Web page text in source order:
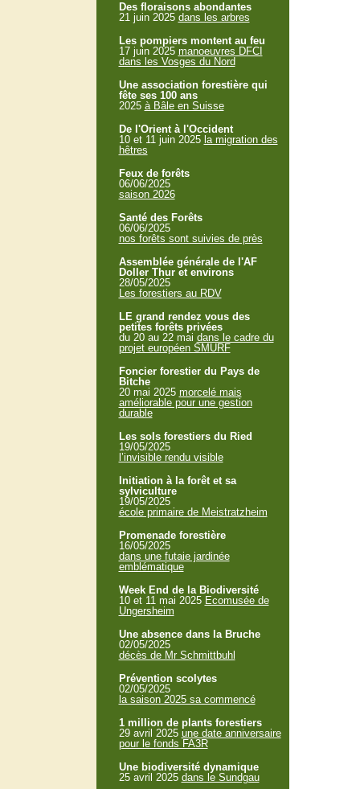
Des floraisons abondantes
21 juin 2025 dans les arbres
Les pompiers montent au feu
17 juin 2025 manoeuvres DFCI
dans les Vosges du Nord
Une association forestière qui
fête ses 100 ans
2025 à Bâle en Suisse
De l'Orient à l'Occident
10 et 11 juin 2025 la migration des
hêtres
Feux de forêts
06/06/2025
saison 2026
Santé des Forêts
06/06/2025
nos forêts sont suivies de près
Assemblée générale de l'AF
Doller Thur et environs
28/05/2025
Les forestiers au RDV
LE grand rendez vous des
petites forêts privées
du 20 au 22 mai dans le cadre du
projet européen SMURF
Foncier forestier du Pays de
Bitche
20 mai 2025 morcelé mais
améliorable pour une gestion
durable
Les sols forestiers du Ried
19/05/2025
l’invisible rendu visible
Initiation à la forêt et sa
sylviculture
19/05/2025
école primaire de Meistratzheim
Promenade forestière
16/05/2025
dans une futaie jardinée
emblématique
Week End de la Biodiversité
10 et 11 mai 2025 Ecomusée de
Ungersheim
Une absence dans la Bruche
02/05/2025
décès de Mr Schmittbuhl
Prévention scolytes
02/05/2025
la saison 2025 sa commencé
1 million de plants forestiers
29 avril 2025 une date anniversaire
pour le fonds FA3R
Une biodiversité dynamique
25 avril 2025 dans le Sundgau